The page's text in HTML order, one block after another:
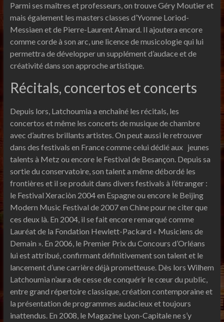
Parmi ses maîtres et professeurs, on trouve Géry Moutier et
mais également les masters classes d’Yvonne Loriod-
Messiaen et de Pierre-Laurent Aimard. Il ajoutera encore
comme corde à son arc, une licence de musicologie qui lui
permettra de développer un supplément d’audace et de
créativité dans son approche artistique.
Récitals, concertos et concerts
Depuis lors, Latchoumia a enchaîné les récitals, les
concertos et même les concerts de musique de chambre
avec d’autres brillants artistes. On peut aussi le retrouver
dans des festivals en France comme celui dédié aux jeunes
talents à Metz ou encore le Festival de Besançon. Depuis sa
sortie du conservatoire, son talent a même débordé les
frontières et il se produit dans divers festivals à l’étranger :
le Festival Xeraciòn 2004 en Espagne ou encore le Beijing
Modern Music Festival de 2007 en Chine pour ne citer que
ces deux là. En 2004, il se fait encore remarqué comme
Lauréat de la Fondation Hewlett-Packard « Musiciens de
Demain ». En 2006, le Premier Prix du Concours d’Orléans
lui est attribué, confirmant définitivement son talent et le
lancement d’une carrière déjà prometteuse. Dès lors Wilhem
Latchoumia n’aura de cesse de conquérir le cœur du public,
entre grand répertoire classique, création contemporaine et
la présentation de programmes audacieux et toujours
inattendus. En 2008, le Magazine Lyon-Capitale ne s’y